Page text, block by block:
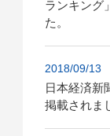
ランキング
た。
2018/09/13
日本経済新
掲載されま